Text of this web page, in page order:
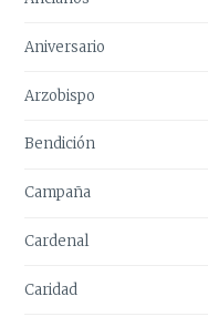
Aniversario
Arzobispo
Bendición
Campaña
Cardenal
Caridad